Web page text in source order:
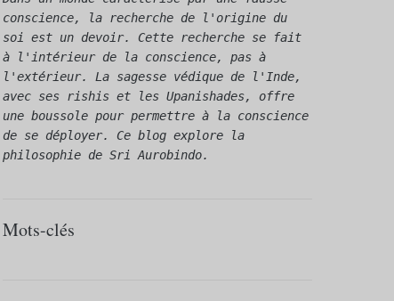
conscience, la recherche de l'origine du
soi est un devoir. Cette recherche se fait
à l'intérieur de la conscience, pas à
l'extérieur. La sagesse védique de l'Inde,
avec ses rishis et les Upanishades, offre
une boussole pour permettre à la conscience
de se déployer. Ce blog explore la
philosophie de Sri Aurobindo.
Mots-clés